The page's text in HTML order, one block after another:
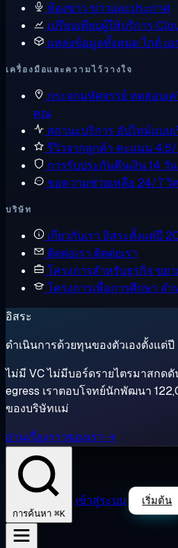
ห้องข่าว ข่าวและประกาศ
เปรียบเทียบผู้ให้บริการ
แหล่งข้อมูลทั้งหมดไกด์ เ
เครื่องมือและความไว้วางใจ
กระจกมหัศจรรย์ ทดสอบเ
คุณ
สถานะบริการ อัปไทม์แบบ
รีวิวจากลูกค้า คะแนน
การรับประกันคืนเงิน14 วั
ขอความช่วยเหลือ 24/7 วิ
บริษัท
เกี่ยวกับเรา อิสระตั้งแต่ปี
ติดต่อเรา ติดต่อเรา
โครงการสำหรับธุรกิจ ขย
โครงการเพื่อการศึกษา สำ
อิสระ
ดำเนินการด้วยทุนของตัวเองตั้งแต่
ไม่มี VC ไม่มีบอร์ดรายไตรมาสกด
egress เราตอบโจทย์นักพัฒนา
ของบริษัทแม่
อ่านเรื่องราวของเรา →
การค้นหา ⌘K
เข้าสู่ระบบ เริ่มต้น